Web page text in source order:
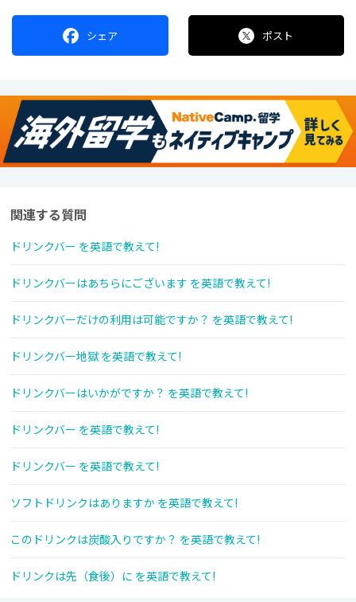
シェア ポスト
関連する質問
ドリンクバー を英語で教えて!
ドリンクバーはあちらにございます を英語で教えて!
ドリンクバーだけの利用は可能ですか？ を英語で教えて!
ドリンクバー地獄 を英語で教えて!
ドリンクバーはいかがですか？ を英語で教えて!
ドリンクバー を英語で教えて!
ドリンクバー を英語で教えて!
ソフトドリンクはありますか を英語で教えて!
このドリンクは炭酸入りですか？ を英語で教えて!
ドリンクは先（食後）に を英語で教えて!